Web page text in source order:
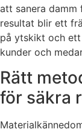
att sanera damm
resultat blir ett
på ytskikt och
kunder och
Rätt
för säkra